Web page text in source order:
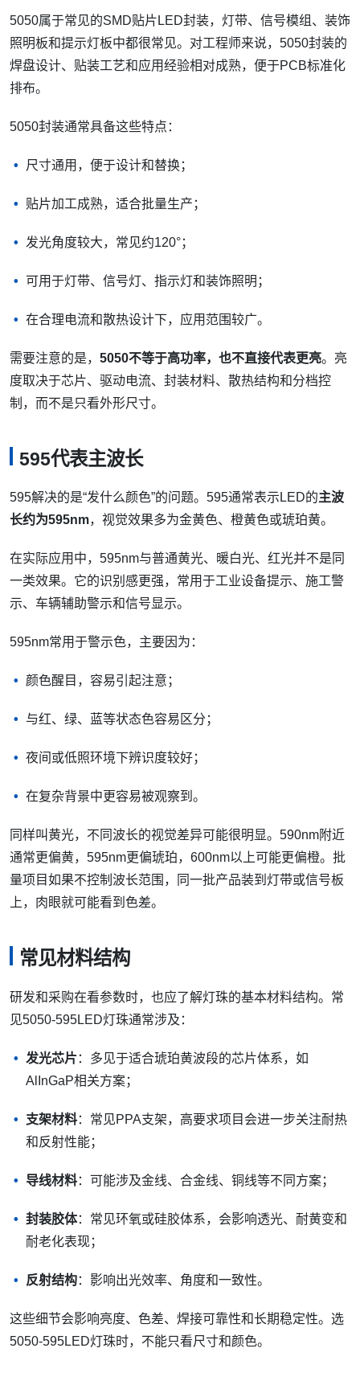
5050属于常见的SMD贴片LED封装，灯带、信号模组、装饰
照明板和提示灯板中都很常见。对工程师来说，5050封装的
焊盘设计、贴装工艺和应用经验相对成熟，便于PCB标准化
排布。
5050封装通常具备这些特点：
尺寸通用，便于设计和替换；
贴片加工成熟，适合批量生产；
发光角度较大，常见约120°；
可用于灯带、信号灯、指示灯和装饰照明；
在合理电流和散热设计下，应用范围较广。
需要注意的是， 5050不等于高功率，也不直接代表更亮。亮
度取决于芯片、驱动电流、封装材料、散热结构和分档控
制，而不是只看外形尺寸。
595代表主波长
595解决的是“发什么颜色”的问题。595通常表示LED的主波
长约为595nm，视觉效果多为金黄色、橙黄色或琥珀黄。
在实际应用中，595nm与普通黄光、暖白光、红光并不是同
一类效果。它的识别感更强，常用于工业设备提示、施工警
示、车辆辅助警示和信号显示。
595nm常用于警示色，主要因为：
颜色醒目，容易引起注意；
与红、绿、蓝等状态色容易区分；
夜间或低照环境下辨识度较好；
在复杂背景中更容易被观察到。
同样叫黄光，不同波长的视觉差异可能很明显。590nm附近
通常更偏黄，595nm更偏琥珀，600nm以上可能更偏橙。批
量项目如果不控制波长范围，同一批产品装到灯带或信号板
上，肉眼就可能看到色差。
常见材料结构
研发和采购在看参数时，也应了解灯珠的基本材料结构。常
见5050-595LED灯珠通常涉及：
发光芯片：多见于适合琥珀黄波段的芯片体系，如
AlInGaP相关方案；
支架材料：常见PPA支架，高要求项目会进一步关注耐热
和反射性能；
导线材料：可能涉及金线、合金线、铜线等不同方案；
封装胶体：常见环氧或硅胶体系，会影响透光、耐黄变和
耐老化表现；
反射结构：影响出光效率、角度和一致性。
这些细节会影响亮度、色差、焊接可靠性和长期稳定性。选
5050-595LED灯珠时，不能只看尺寸和颜色。